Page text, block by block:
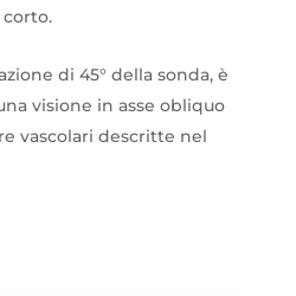
corto.
di 45° della sonda, è
visione in asse obliquo
vascolari descritte nel